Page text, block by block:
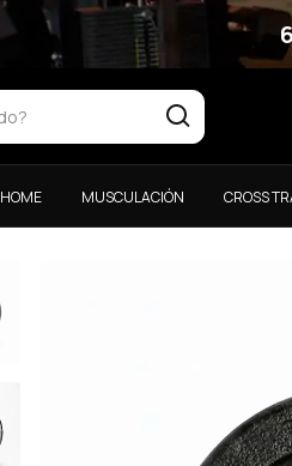
HOME MUSCULACIÓN CROSS